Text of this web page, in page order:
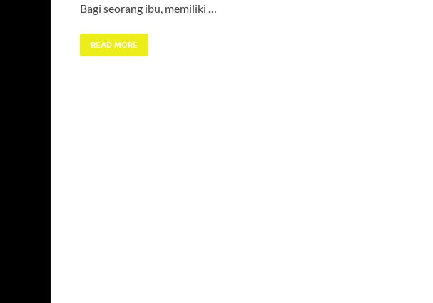
Bagi seorang ibu, memiliki …
READ MORE